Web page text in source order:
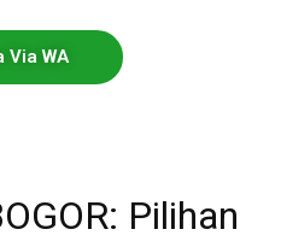
Via WA
Pilihan